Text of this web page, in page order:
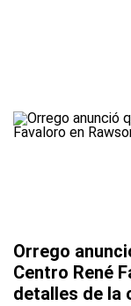
Orrego
Centro René
detalles de la